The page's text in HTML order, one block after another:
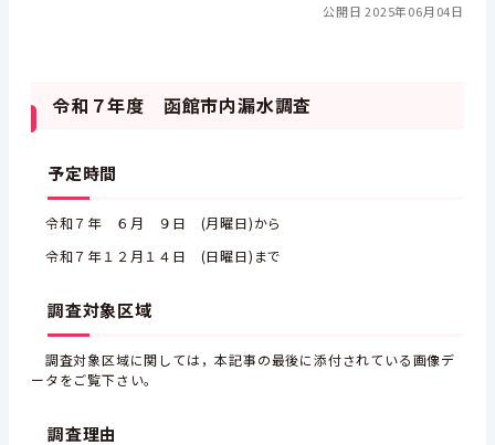
公開日 2025年06月04日
令和７年度 函館市内漏水調査
予定時間
令和７年 ６月 ９日 (月曜日)から
令和７年１２月１４日 (日曜日)まで
調査対象区域
調査対象区域に関しては，本記事の最後に添付されている画像デ
ータをご覧下さい。
調査理由